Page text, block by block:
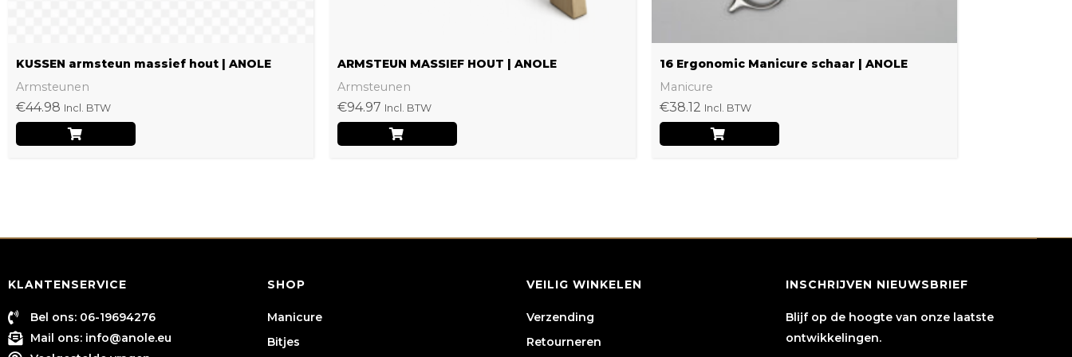
KUSSEN armsteun massief hout | ANOLE
Armsteunen
€44.98 Incl. BTW
ARMSTEUN MASSIEF HOUT | ANOLE
Armsteunen
€94.97 Incl. BTW
16 Ergonomic Manicure schaar | ANOLE
Manicure
€38.12 Incl. BTW
KLANTENSERVICE
Bel ons: 06-19694276
Mail ons: info@anole.eu
SHOP
Manicure
Bitjes
VEILIG WINKELEN
Verzending
Retourneren
INSCHRIJVEN NIEUWSBRIEF
Blijf op de hoogte van onze laatste
ontwikkelingen.